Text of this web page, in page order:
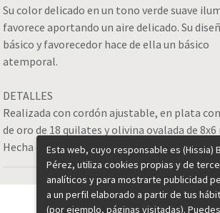
Su color delicado en un tono verde suave
favorece aportando un aire delicado. Su
básico y favorecedor hace de ella un básico
atemporal.
DETALLES
Realizada con cordón ajustable, en plata
de oro de 18 quilates y olivina ovalada de 8x6
Hecha en España.Esta web, cuyo responsable es (Hissia)
Pérez, utiliza cookies propias y de
analíticos y para mostrarte publicidad
a un perfil elaborado a partir de tus
(por ejemplo, páginas visitadas).